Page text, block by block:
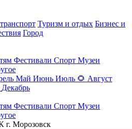
Туризм и отдых Бизнес и
Город
Фестивали Спорт Музеи
Май Июнь Июль 🌻 Август
Декабрь
Фестивали Спорт Музеи
г. Морозовск